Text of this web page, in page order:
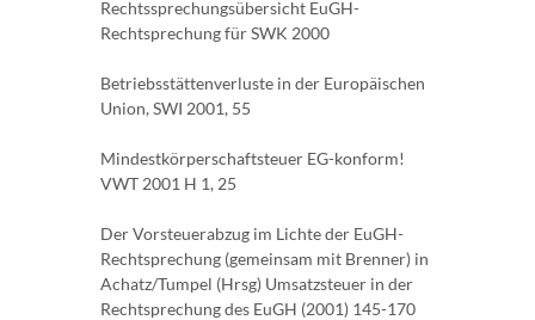
Rechtssprechungsübersicht EuGH-
Rechtsprechung für SWK 2000
Betriebsstättenverluste in der Europäischen
Union, SWI 2001, 55
Mindestkörperschaftsteuer EG-konform!
VWT 2001 H 1, 25
Der Vorsteuerabzug im Lichte der EuGH-
Rechtsprechung (gemeinsam mit Brenner) in
Achatz/Tumpel (Hrsg) Umsatzsteuer in der
Rechtsprechung des EuGH (2001) 145-170